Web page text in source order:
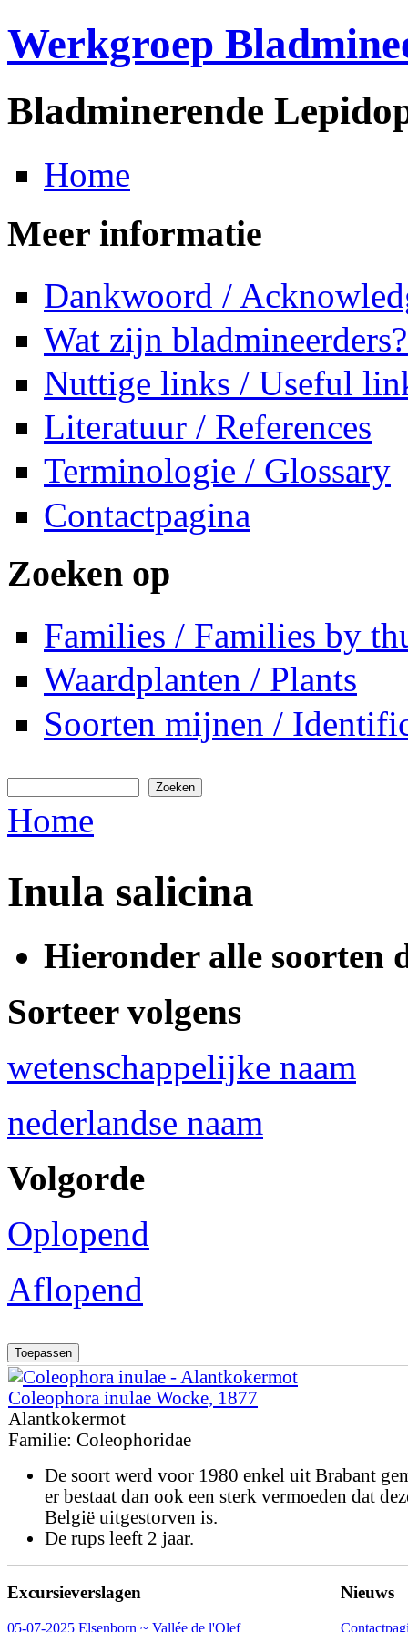
Werkgroep
Bladminerende
Home
Meer informatie
Dankwoord /
Wat zijn
Nuttige links / Useful
Literatuur / References
Terminologie / Glossary
Contactpagina
Zoeken op
Families / Families by
Waardplanten / Plants
Soorten mijnen /
U bent hier
Home
Inula salicina
Hieronder alle soorten
Sorteer volgens
wetenschappelijke naam
nederlandse naam
Volgorde
Oplopend
Aflopend
Coleophora inulae Wocke, 1877
Alantkokermot
Familie: Coleophoridae
De soort werd voor 1980 enkel uit Brabant
er bestaat dan ook een sterk vermoeden dat
België uitgestorven is.
De rups leeft 2 jaar.
Excursieverslagen
05-07-2025 Elsenborn ~ Vallée de l'Olef
Nieuws